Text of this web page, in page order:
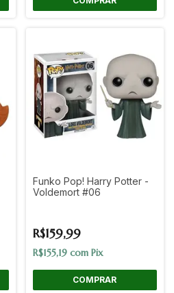
Funko Pop! Harry Potter -
Voldemort #06
R$159,99
R$155,19 com Pix